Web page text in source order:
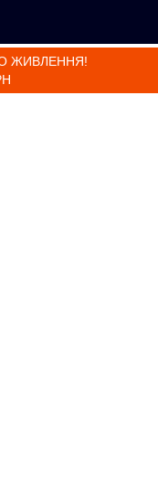
ЖИВЛЕННЯ!